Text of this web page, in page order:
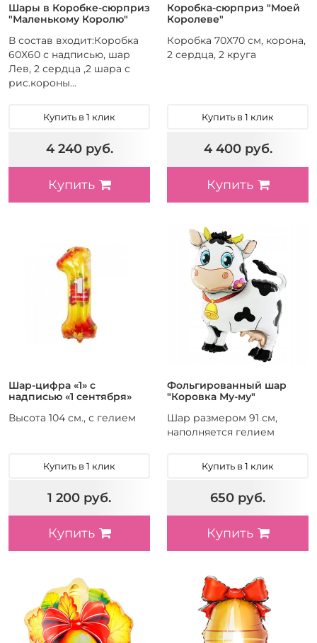
Шары в Коробке-сюрприз
"Маленькому Королю"
В состав входит:Коробка
60Х60 с надписью, шар
Лев, 2 сердца ,2 шара с
рис.короны...
Купить в 1 клик
4 240 руб.
Купить
Коробка-сюрприз "Моей
Королеве"
Коробка 70Х70 см, корона,
2 сердца, 2 круга
Купить в 1 клик
4 400 руб.
Купить
Шар-цифра «1» с
надписью «1 сентября»
Высота 104 см., с гелием
Купить в 1 клик
1 200 руб.
Купить
Фольгированный шар
"Коровка Му-му"
Шар размером 91 см,
наполняется гелием
Купить в 1 клик
650 руб.
Купить